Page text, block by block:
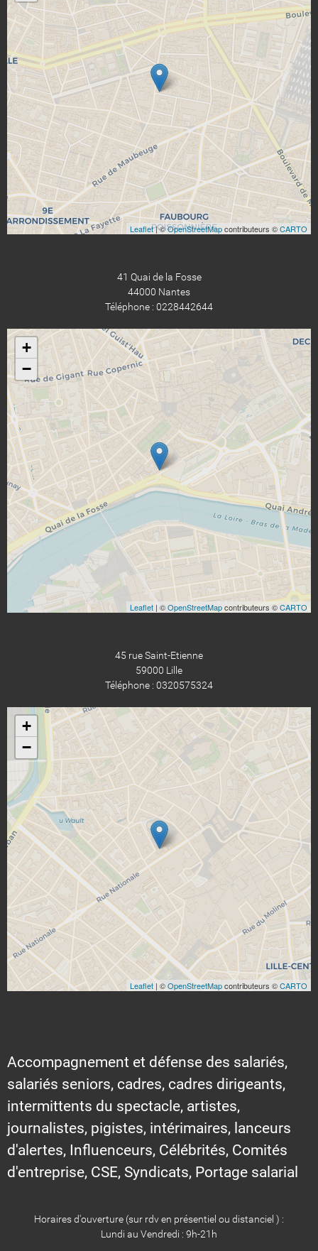
Leaflet| ©OpenStreetMapcontributeurs ©CARTO
41 Quai de la Fosse
44000 Nantes
Téléphone : 0228442644
+
−
Leaflet | ©OpenStreetMapcontributeurs ©CARTO
45 rue Saint-Etienne
59000 Lille
Téléphone : 0320575324
+
−
Leaflet | ©OpenStreetMapcontributeurs ©CARTO
Accompagnement et défense des salariés,
salariés seniors, cadres, cadres dirigeants,
intermittents du spectacle, artistes,
journalistes, pigistes, intérimaires, lanceurs
d'alertes, Influenceurs, Célébrités, Comités
d'entreprise, CSE, Syndicats, Portage salarial
Horaires d'ouverture (sur rdv en présentiel ou distanciel ) :
Lundi au Vendredi : 9h-21h